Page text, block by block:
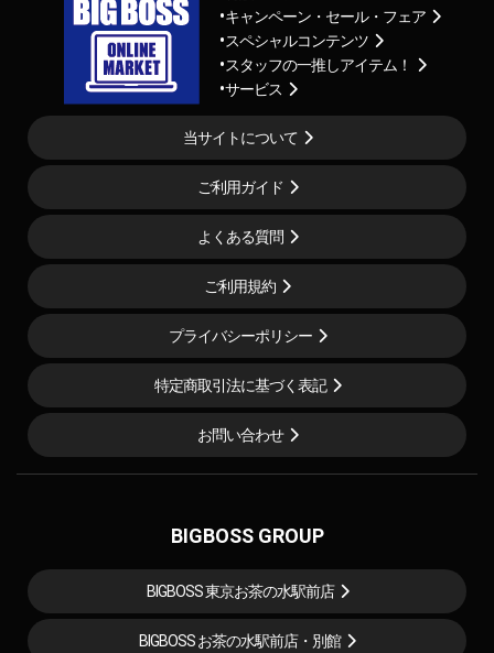
キャンペーン・セール・フェア
スペシャルコンテンツ
スタッフの一推しアイテム！
サービス
当サイトについて
ご利用ガイド
よくある質問
ご利用規約
プライバシーポリシー
特定商取引法に基づく表記
お問い合わせ
BIGBOSS GROUP
BIGBOSS 東京お茶の水駅前店
BIGBOSS お茶の水駅前店・別館